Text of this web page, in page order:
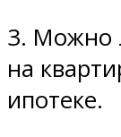
3. Можно
на
ипотеке.